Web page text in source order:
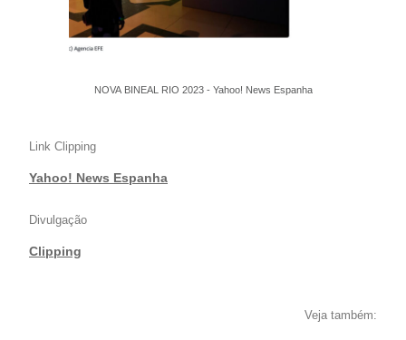
NOVA BINEAL RIO 2023 - Yahoo! News Espanha
Link Clipping
Yahoo! News Espanha
Divulgação
Clipping
Veja também: